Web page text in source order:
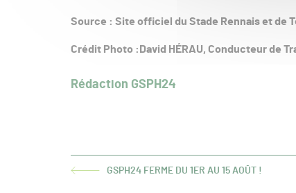
Source : Site officiel du Stade Rennais et de
Crédit Photo :David HÉRAU, Conducteur de
Rédaction GSPH24
ARTICLEGSPH24 FERME DU 1ER AU 15 AOÛT !